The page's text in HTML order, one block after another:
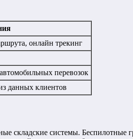
онлайн трекинг
перевозок
данных клиентов
складские системы. Беспилотные